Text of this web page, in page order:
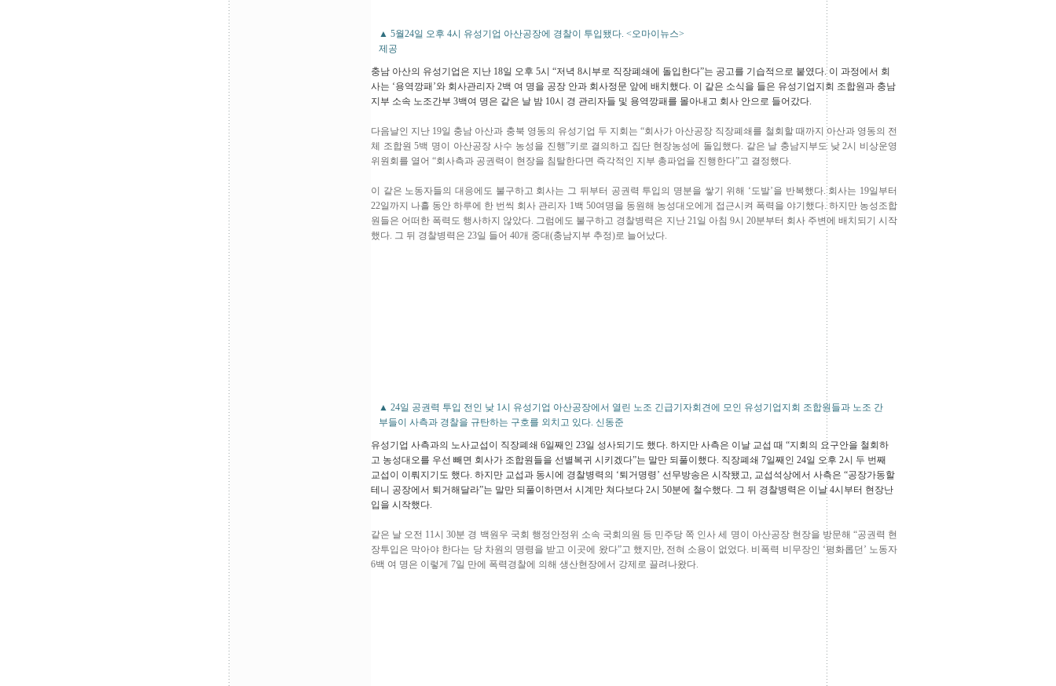
▲ 5월24일 오후 4시 유성기업 아산공장에 경찰이 투입됐다. <오마이뉴스>
제공
충남 아산의 유성기업은 지난 18일 오후 5시 “저녁 8시부로 직장폐쇄에 돌입한다”는 공고를 기습적으로 붙였다. 이 과정에서 회
사는 ‘용역깡패’와 회사관리자 2백 여 명을 공장 안과 회사정문 앞에 배치했다. 이 같은 소식을 들은 유성기업지회 조합원과 충남
지부 소속 노조간부 3백여 명은 같은 날 밤 10시 경 관리자들 및 용역깡패를 몰아내고 회사 안으로 들어갔다.
다음날인 지난 19일 충남 아산과 충북 영동의 유성기업 두 지회는 “회사가 아산공장 직장폐쇄를 철회할 때까지 아산과 영동의 전
체 조합원 5백 명이 아산공장 사수 농성을 진행”키로 결의하고 집단 현장농성에 돌입했다. 같은 날 충남지부도 낮 2시 비상운영
위원회를 열어 “회사측과 공권력이 현장을 침탈한다면 즉각적인 지부 총파업을 진행한다”고 결정했다.
이 같은 노동자들의 대응에도 불구하고 회사는 그 뒤부터 공권력 투입의 명분을 쌓기 위해 ‘도발’을 반복했다. 회사는 19일부터
22일까지 나흘 동안 하루에 한 번씩 회사 관리자 1백 50여명을 동원해 농성대오에게 접근시켜 폭력을 야기했다. 하지만 농성조합
원들은 어떠한 폭력도 행사하지 않았다. 그럼에도 불구하고 경찰병력은 지난 21일 아침 9시 20분부터 회사 주변에 배치되기 시작
했다. 그 뒤 경찰병력은 23일 들어 40개 중대(충남지부 추정)로 늘어났다.
▲ 24일 공권력 투입 전인 낮 1시 유성기업 아산공장에서 열린 노조 긴급기자회견에 모인 유성기업지회 조합원들과 노조 간
부들이 사측과 경찰을 규탄하는 구호를 외치고 있다. 신동준
유성기업 사측과의 노사교섭이 직장폐쇄 6일째인 23일 성사되기도 했다. 하지만 사측은 이날 교섭 때 “지회의 요구안을 철회하
고 농성대오를 우선 빼면 회사가 조합원들을 선별복귀 시키겠다”는 말만 되풀이했다. 직장폐쇄 7일째인 24일 오후 2시 두 번째
교섭이 이뤄지기도 했다. 하지만 교섭과 동시에 경찰병력의 ‘퇴거명령’ 선무방송은 시작됐고, 교섭석상에서 사측은 “공장가동할
테니 공장에서 퇴거해달라”는 말만 되풀이하면서 시계만 쳐다보다 2시 50분에 철수했다. 그 뒤 경찰병력은 이날 4시부터 현장난
입을 시작했다.
같은 날 오전 11시 30분 경 백원우 국회 행정안정위 소속 국회의원 등 민주당 쪽 인사 세 명이 아산공장 현장을 방문해 “공권력 현
장투입은 막아야 한다는 당 차원의 명령을 받고 이곳에 왔다”고 했지만, 전혀 소용이 없었다. 비폭력 비무장인 ‘평화롭던’ 노동자
6백 여 명은 이렇게 7일 만에 폭력경찰에 의해 생산현장에서 강제로 끌려나왔다.